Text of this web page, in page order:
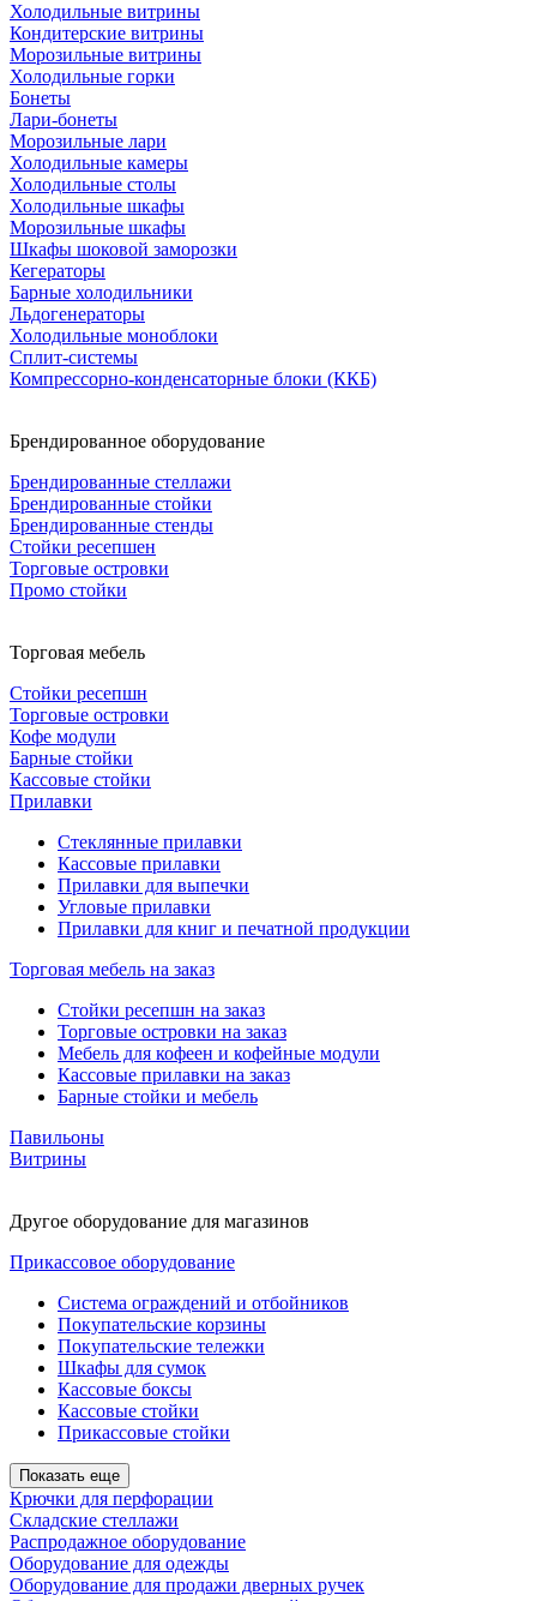
Холодильные витрины
Кондитерские витрины
Морозильные витрины
Холодильные горки
Бонеты
Лари-бонеты
Морозильные лари
Холодильные камеры
Холодильные столы
Холодильные шкафы
Морозильные шкафы
Шкафы шоковой заморозки
Кегераторы
Барные холодильники
Льдогенераторы
Холодильные моноблоки
Сплит-системы
Компрессорно-конденсаторные блоки (ККБ)
Брендированное оборудование
Брендированные стеллажи
Брендированные стойки
Брендированные стенды
Стойки ресепшен
Торговые островки
Промо стойки
Торговая мебель
Стойки ресепшн
Торговые островки
Кофе модули
Барные стойки
Кассовые стойки
Прилавки
Стеклянные прилавки
Кассовые прилавки
Прилавки для выпечки
Угловые прилавки
Прилавки для книг и печатной продукции
Торговая мебель на заказ
Стойки ресепшн на заказ
Торговые островки на заказ
Мебель для кофеен и кофейные модули
Кассовые прилавки на заказ
Барные стойки и мебель
Павильоны
Витрины
Другое оборудование для магазинов
Прикассовое оборудование
Система ограждений и отбойников
Покупательские корзины
Покупательские тележки
Шкафы для сумок
Кассовые боксы
Кассовые стойки
Прикассовые стойки
Показать еще
Крючки для перфорации
Складские стеллажи
Распродажное оборудование
Оборудование для одежды
Оборудование для продажи дверных ручек